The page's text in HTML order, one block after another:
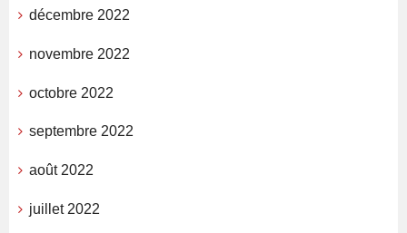
décembre 2022
novembre 2022
octobre 2022
septembre 2022
août 2022
juillet 2022